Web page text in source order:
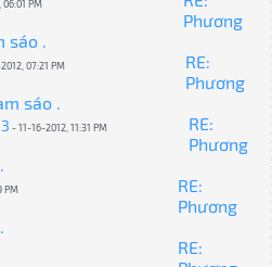
PM
Phương
sáo .
07:21 PM
RE:
Phương
sáo .
- 11-16-2012, 11:31 PM
RE:
Phương
PM
RE:
Phương
RE: